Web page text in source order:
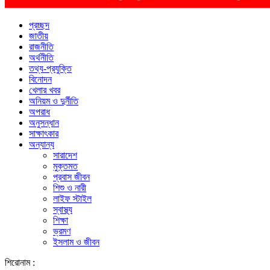
প্রচ্ছদ
জাতীয়
রাজনীতি
অর্থনীতি
তথ্য-প্রযুক্তি
বিনোদন
খেলার খবর
অনিয়ম ও দুর্নীতি
অপরাধ
অনুসন্ধান
সাক্ষাৎকার
অন্যান্য
সারাদেশ
মুক্তমত
প্রবাস জীবন
শিশু ও নারী
লাইফ স্টাইল
স্বাস্থ্য
শিক্ষা
ভ্রমণ
ইসলাম ও জীবন
শিরোনাম :